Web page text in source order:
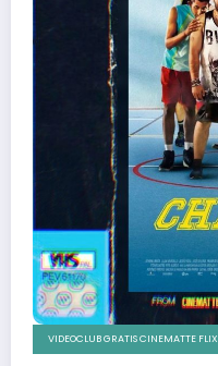
VIDEOCLUB GRATIS CINEMATTE FLIX